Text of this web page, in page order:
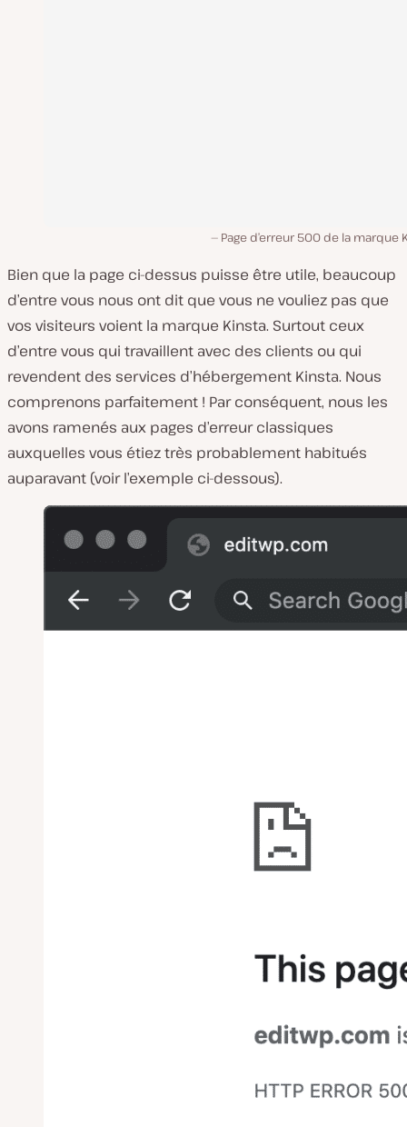
Page d’erreur 500 de la marque
Bien que la page ci-dessus puisse être utile, beaucoup
d’entre vous nous ont dit que vous ne vouliez pas que
vos visiteurs voient la marque Kinsta. Surtout ceux
d’entre vous qui travaillent avec des clients ou qui
revendent des services d’hébergement Kinsta. Nous
comprenons parfaitement ! Par conséquent, nous les
avons ramenés aux pages d’erreur classiques
auxquelles vous étiez très probablement habitués
auparavant (voir l’exemple ci-dessous).